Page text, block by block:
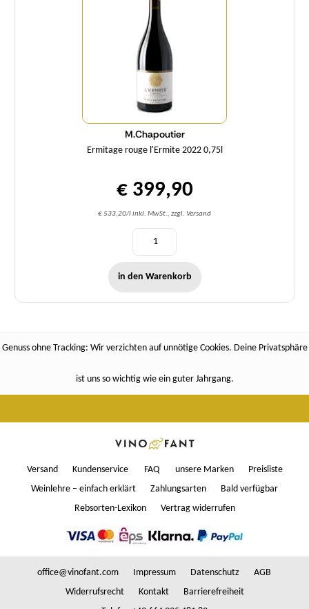
M.Chapoutier
Ermitage rouge l'Ermite 2022 0,75l
€ 399,90
€ 533,20/l inkl. MwSt., zzgl. Versand
in den Warenkorb
Genuss ohne Tracking: Wir verzichten auf unnötige Cookies. Deine Privatsphäre
ist uns so wichtig wie ein guter Jahrgang.
Versand Kundenservice FAQ unsere Marken
Preisliste
Weinlehre – einfach erklärt
Zahlungsarten
Bald verfügbar
Rebsorten-Lexikon
Vertrag widerrufen
office@vinofant.com Impressum Datenschutz
AGB
Widerrufsrecht
Kontakt
Barrierefreiheit